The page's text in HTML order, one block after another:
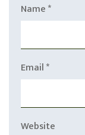
Name*
Email*
Website